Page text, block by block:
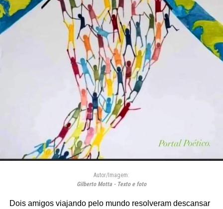
Autor/Imagem:
Gilberto Motta - Texto e foto
Dois amigos viajando pelo mundo resolveram descansar